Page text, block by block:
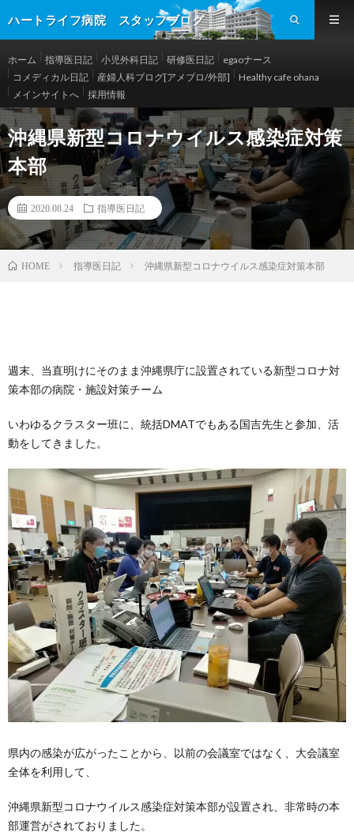
ハートライフ病院 スタッフブログ
ホーム 指導医日記 小児外科日記 研修医日記
egaoナース
コメディカル日記
産婦人科ブログ[アメブロ/外部]
Healthy cafe ohana
メインサイトへ
採用情報
沖縄県新型コロナウイルス感染症対策
本部
2020.08.24 指導医日記
HOME 指導医日記 沖縄県新型コロナウイルス感染症対策本部
週末、当直明けにそのまま沖縄県庁に設置されている新型コロナ対
策本部の病院・施設対策チーム
いわゆるクラスター班に、統括DMATでもある国吉先生と参加、活
動をしてきました。
県内の感染が広がったことから、以前の会議室ではなく、大会議室
全体を利用して、
沖縄県新型コロナウイルス感染症対策本部が設置され、非常時の本
部運営がされておりました。